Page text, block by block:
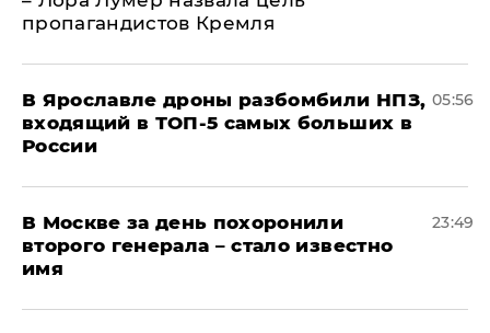
пропагандистов Кремля
В Ярославле дроны разбомбили НПЗ,
входящий в ТОП-5 самых больших в
России
05:56
В Москве за день похоронили
второго генерала – стало известно
имя
23:49